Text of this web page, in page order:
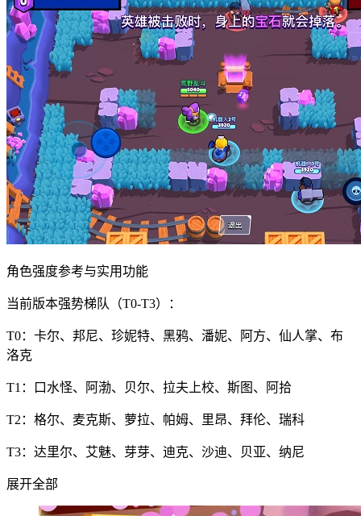
角色强度参考与实用功能
当前版本强势梯队（T0-T3）：
T0：卡尔、邦尼、珍妮特、黑鸦、潘妮、阿方、仙人掌、布
洛克
T1：口水怪、阿渤、贝尔、拉夫上校、斯图、阿拾
T2：格尔、麦克斯、萝拉、帕姆、里昂、拜伦、瑞科
T3：达里尔、艾魅、芽芽、迪克、沙迪、贝亚、纳尼
展开全部